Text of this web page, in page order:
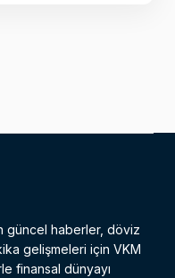
güncel haberler, döviz
gelişmeleri için VKM
finansal dünyayı